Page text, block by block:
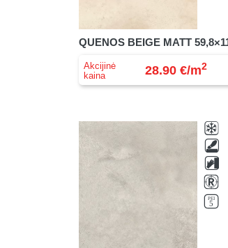
QUENOS BEIGE MATT
Akcijinė
kaina
28.90 €/m2